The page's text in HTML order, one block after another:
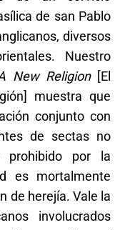
de san Pablo
diversos
Nuestro
New Religion[El
muestra que
conjunto con
de sectas no
prohibido por la
es mortalmente
de herejía. Vale la
involucrados